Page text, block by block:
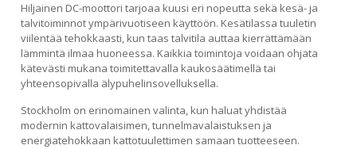
Hiljainen DC-moottori tarjoaa kuusi eri nopeutta sekä kesä- ja
talvitoiminnot ympärivuotiseen käyttöön. Kesätilassa tuuletin
viilentää tehokkaasti, kun taas talvitila auttaa kierrättämään
lämmintä ilmaa huoneessa. Kaikkia toimintoja voidaan ohjata
kätevästi mukana toimitettavalla kaukosäätimellä tai
yhteensopivalla älypuhelinsovelluksella.
Stockholm on erinomainen valinta, kun haluat yhdistää
modernin kattovalaisimen, tunnelmavalaistuksen ja
energiatehokkaan kattotuulettimen samaan tuotteeseen.